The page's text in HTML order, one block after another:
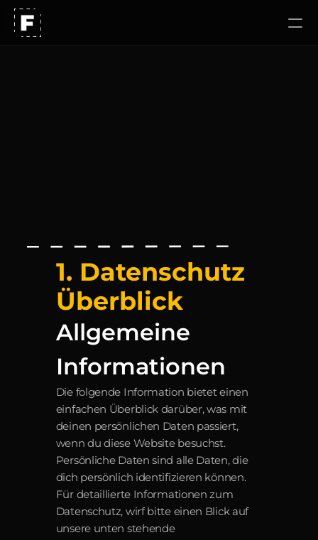
Policy
1. Datenschutz
Überblick
Allgemeine
Informationen
Die folgende Information bietet einen
einfachen Überblick darüber, was mit
deinen persönlichen Daten passiert,
wenn du diese Website besuchst.
Persönliche Daten sind alle Daten, die
dich persönlich identifizieren können.
Für detaillierte Informationen zum
Datenschutz, wirf bitte einen Blick auf
unsere unten stehende